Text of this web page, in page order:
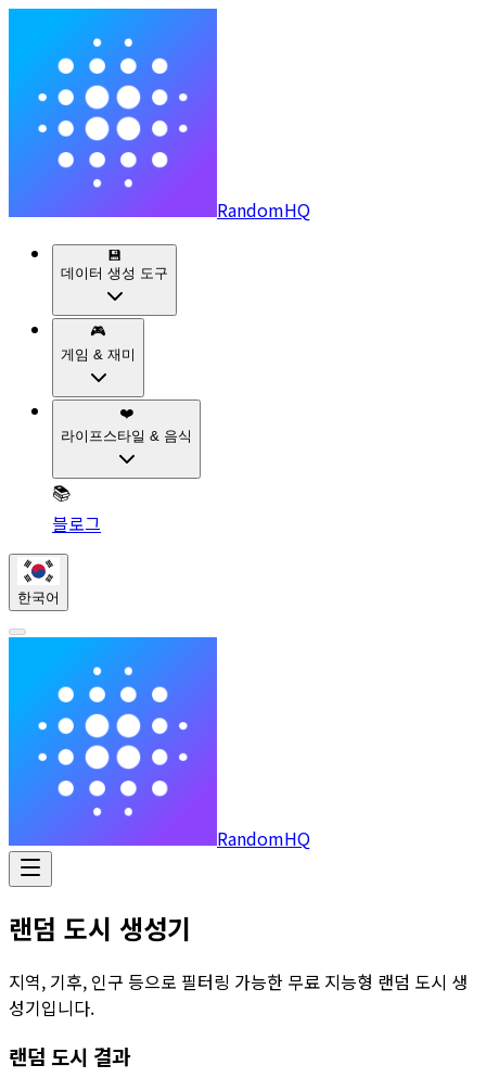
RandomHQ
💾
데이터 생성 도구
🎮
게임 & 재미
❤️
라이프스타일 & 음식
📚
블로그
한국어
RandomHQ
랜덤 도시 생성기
지역, 기후, 인구 등으로 필터링 가능한 무료 지능형 랜덤 도시 생
성기입니다.
랜덤 도시 결과